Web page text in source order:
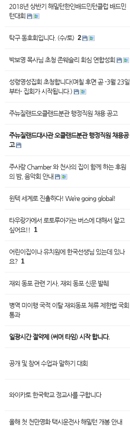
2018년 상반기 해밀턴한인배드민턴클럽 배드민
턴대회
탁구 동호회입니다. (수/토) 2
박보영 목사님 초청 존웨슬리 회심 연합성회
성령영성집회 초청합니다(며칠 후면 곧 -3월 23일
부터- 집회가 시작됩니다.)
주뉴질랜드오클랜드분관 행정직원 채용 공고
주뉴질랜드대사관 오클랜드분관 행정직원 채용공
고
주사랑 Chamber 와 천사의 집이 함께 하는 후원
의 밤, 음악회 안내
윈텍 세계로 진출하다! We’re going global!
타우랑가에서 로토루아가는 버스에 대해서 알고
싶어요!! 1
어린이집이나 유치원에 한국선생님 있는데 있나
요? 1
재외 동포 관련 기사, 재외 동포 신문 발췌
병역 미이행 국적 이탈 재외동포 체류 제한법 국회
통과
일광시간 절약제 (써머 타임) 시작 합니다.
공개 및 참여 수업과 말하기 대회
와이카토 한국학교 정교사를 구합니다
올해 첫 천만영화 택시운전사 해밀턴 개봉 안내